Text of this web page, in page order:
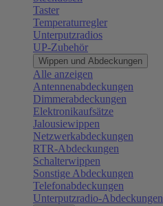
Taster
Temperaturregler
Unterputzradios
UP-Zubehör
Wippen und Abdeckungen
Alle anzeigen
Antennenabdeckungen
Dimmerabdeckungen
Elektronikaufsätze
Jalousiewippen
Netzwerkabdeckungen
RTR-Abdeckungen
Schalterwippen
Sonstige Abdeckungen
Telefonabdeckungen
Unterputzradio-Abdeckungen